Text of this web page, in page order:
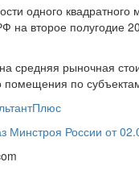
одного
на второе полугодие
средняя рыночная
по
Минстроя России от